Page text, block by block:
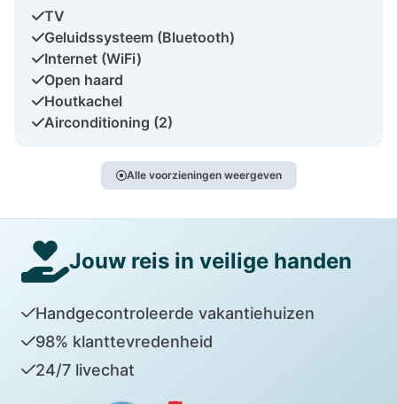
TV
Geluidssysteem (Bluetooth)
Internet (WiFi)
Open haard
Houtkachel
Airconditioning (2)
Alle voorzieningen weergeven
Jouw reis in veilige handen
Handgecontroleerde vakantiehuizen
98% klanttevredenheid
24/7 livechat